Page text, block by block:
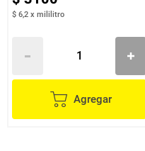
$ 6,2 x mililitro
Agregar